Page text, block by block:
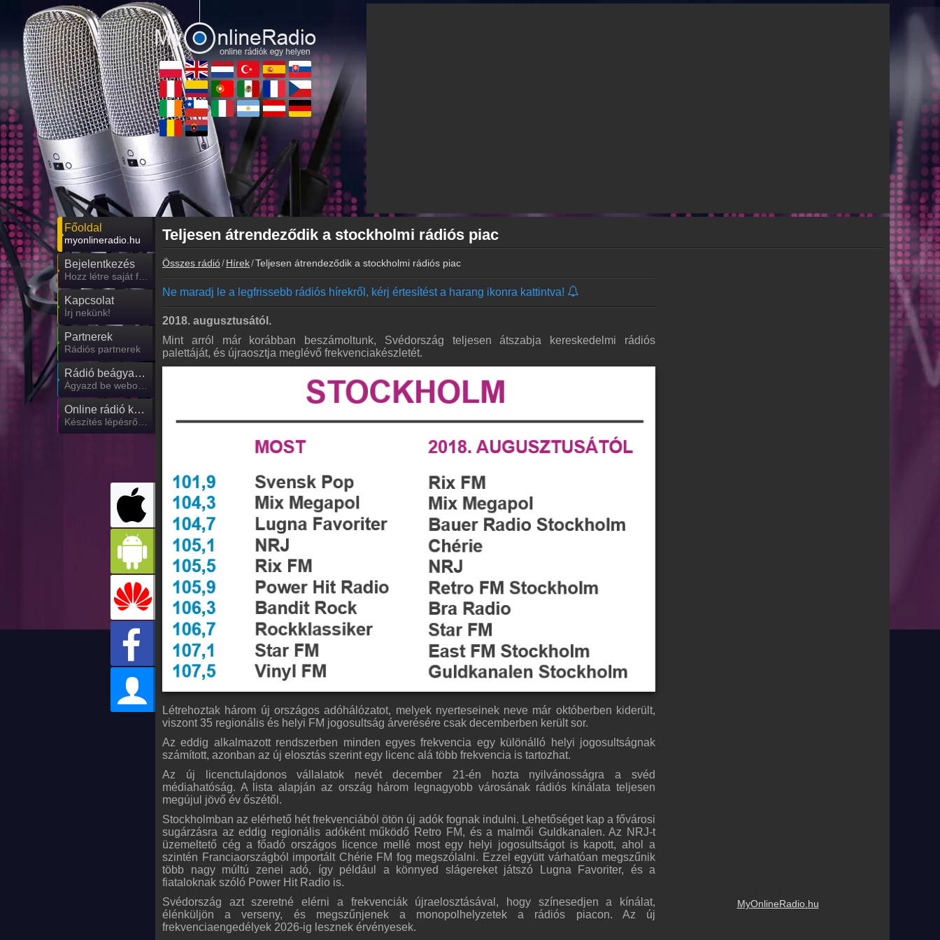
Főoldal
myonlineradio.hu
Bejelentkezés
Kapcsolat
Írj nekünk!
Partnerek
Rádiós partnerek
Rádió beágyazás
Online rádió készítés
Teljesen átrendeződik a stockholmi rádiós piac
Összes rádió Hírek Teljesen átrendeződik a stockholmi rádiós piac
MyOnlineRadio.hu
Ne maradj le a legfrissebb rádiós hírekről, kérj értesítést a harang ikonra kattintva!
2018. augusztusától.
Mint arról már korábban beszámoltunk, Svédország teljesen átszabja kereskedelmi rádiós
palettáját, és újraosztja meglévő frekvenciakészletét.
Létrehoztak három új országos adóhálózatot, melyek nyerteseinek neve már októberben kiderült,
viszont 35 regionális és helyi FM jogosultság árverésére csak decemberben került sor.
Az eddig alkalmazott rendszerben minden egyes frekvencia egy különálló helyi jogosultságnak
számított, azonban az új elosztás szerint egy licenc alá több frekvencia is tartozhat.
Az új licenctulajdonos vállalatok nevét december 21-én hozta nyilvánosságra a svéd
médiahatóság. A lista alapján az ország három legnagyobb városának rádiós kínálata teljesen
megújul jövő év őszétől.
Stockholmban az elérhető hét frekvenciából ötön új adók fognak indulni. Lehetőséget kap a fővárosi
sugárzásra az eddig regionális adóként működő Retro FM, és a malmői Guldkanalen. Az NRJ-t
üzemeltető cég a főadó országos licence mellé most egy helyi jogosultságot is kapott, ahol a
szintén Franciaországból importált Chérie FM fog megszólalni. Ezzel együtt várhatóan megszűnik
több nagy múltú zenei adó, így például a könnyed slágereket játszó Lugna Favoriter, és a
fiataloknak szóló Power Hit Radio is.
Svédország azt szeretné elérni a frekvenciák újraelosztásával, hogy színesedjen a kínálat,
élénküljön a verseny, és megszűnjenek a monopolhelyzetek a rádiós piacon. Az új
frekvenciaengedélyek 2026-ig lesznek érvényesek.